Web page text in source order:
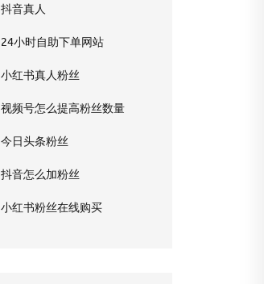
抖音真人
24小时自助下单网站
小红书真人粉丝
视频号怎么提高粉丝数量
今日头条粉丝
抖音怎么加粉丝
小红书粉丝在线购买